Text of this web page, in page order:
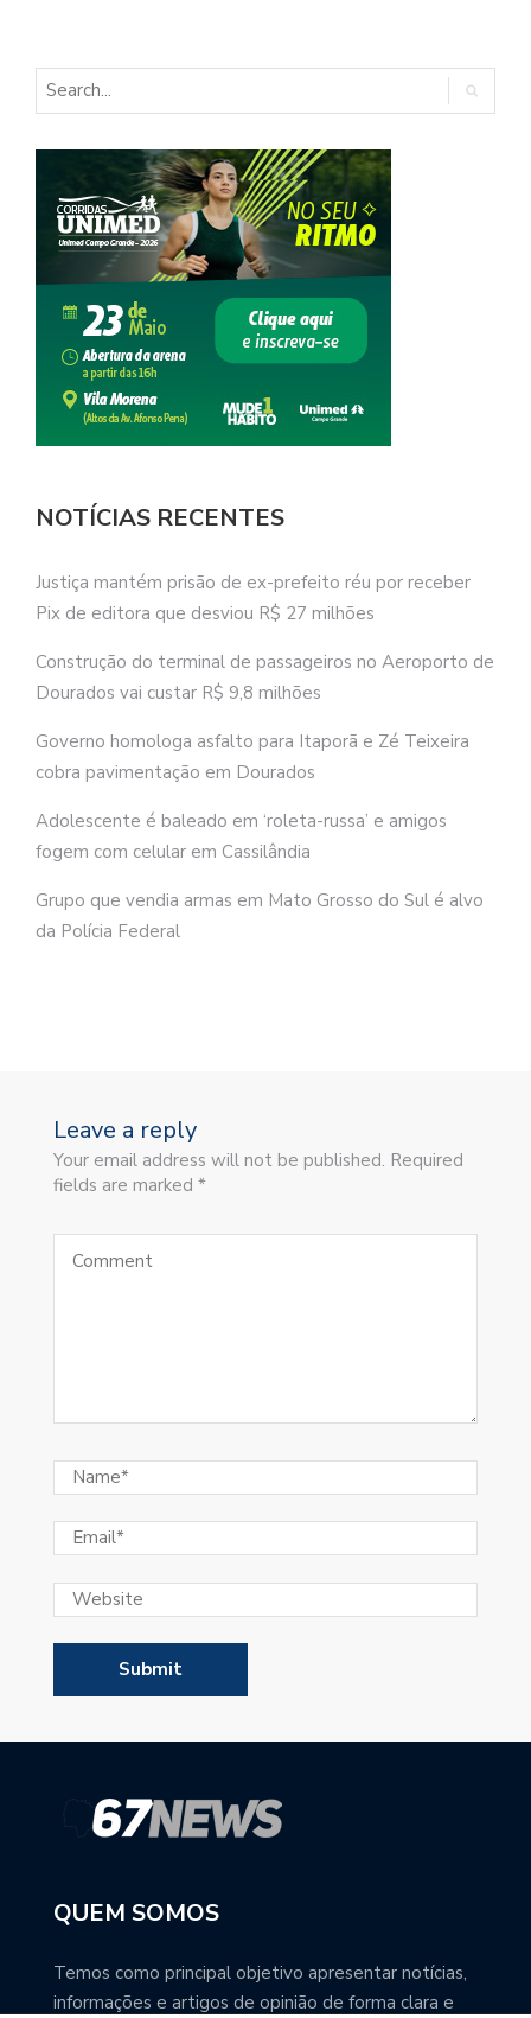
NOTÍCIAS RECENTES
Justiça mantém prisão de ex-prefeito réu por receber
Pix de editora que desviou R$ 27 milhões
Construção do terminal de passageiros no Aeroporto de
Dourados vai custar R$ 9,8 milhões
Governo homologa asfalto para Itaporã e Zé Teixeira
cobra pavimentação em Dourados
Adolescente é baleado em ‘roleta-russa’ e amigos
fogem com celular em Cassilândia
Grupo que vendia armas em Mato Grosso do Sul é alvo
da Polícia Federal
Leave a reply
Your email address will not be published. Required
fields are marked *
QUEM SOMOS
Temos como principal objetivo apresentar notícias,
informações e artigos de opinião de forma clara e